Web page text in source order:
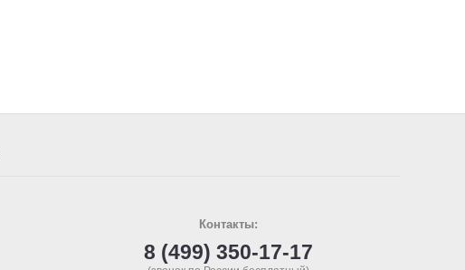
Контакты:
8 (499) 350-17-17